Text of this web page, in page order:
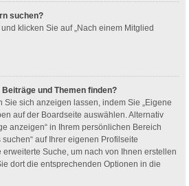
suchen?
klicken Sie auf „Nach einem Mitglied
und Themen finden?
Sie sich anzeigen lassen, indem Sie „Eigene
auf der Boardseite auswählen. Alternativ
anzeigen“ in Ihrem persönlichen Bereich
auf Ihrer eigenen Profilseite
Suche, um nach von Ihnen erstellen
dort die entsprechenden Optionen in die